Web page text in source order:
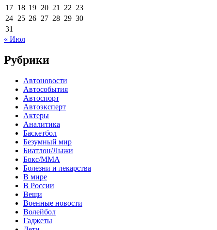
17 18 19 20 21 22 23
24 25 26 27 28 29 30
31
« Июл
Рубрики
Автоновости
Автособытия
Автоспорт
Автоэксперт
Актеры
Аналитика
Баскетбол
Безумный мир
Биатлон/Лыжи
Бокс/MMA
Болезни и лекарства
В мире
В России
Вещи
Военные новости
Волейбол
Гаджеты